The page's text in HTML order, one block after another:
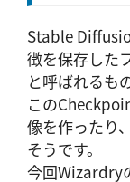
Stable
徴を保存した
と呼ばれるも
この
像を作ったり
そうです。
今回Wizardry